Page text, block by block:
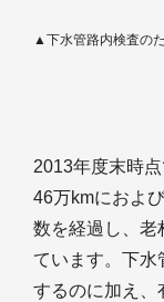
▲下水管路内検査の
2013年度末時
46万kmにおよ
数を経過し、老
ています。下水
するのに加え、